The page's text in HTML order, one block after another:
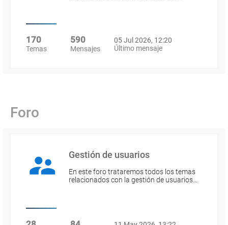
170
Temas
590
Mensajes
05 Jul 2026, 12:20
Último mensaje
Foro
Gestión de usuarios
En este foro trataremos todos los temas
relacionados con la gestión de usuarios…